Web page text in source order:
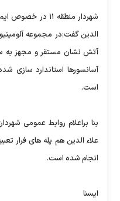
شهردار منطقه ۱۱
الدین گفت:در مجموعه
آتش نشان مستقر و مجهز به
آسانسورها استاندارد سازی
است.
علاء الدین هم پله های فرار
انجام شده است.
ايسنا